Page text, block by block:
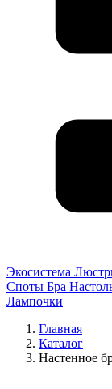
Экосистема
Споты Бра
Лампочки
Главная
Каталог
Настенное